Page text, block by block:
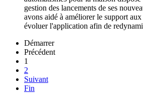
gestion des lancements de ses
avons aidé à améliorer le support
évoluer l'application afin de
Démarrer
Précédent
1
2
Suivant
Fin